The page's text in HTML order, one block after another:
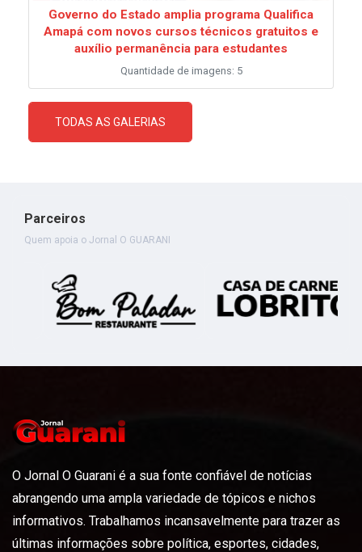
Governo do Estado amplia programa Qualifica
Amapá com novos cursos técnicos gratuitos e
auxílio permanência para estudantes
Quantidade de imagens: 5
TODAS AS GALERIAS
Parceiros
Quem apoia o Jornal O GUARANI
O Jornal O Guarani é a sua fonte confiável de notícias
abrangendo uma ampla variedade de tópicos e nichos
informativos. Trabalhamos incansavelmente para trazer as
últimas informações sobre política, esportes, cidades,